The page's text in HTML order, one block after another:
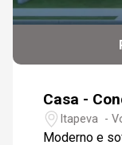
Casa -
Itapeva -
Moderno e